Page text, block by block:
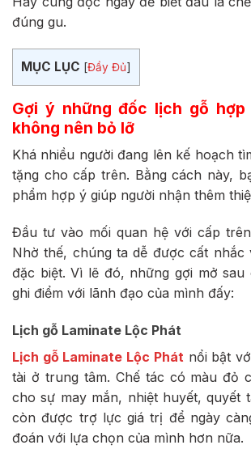
đúng gu.
MỤC LỤC [Đầy Đủ]
Gợi ý những đốc lịch gỗ hợp
không nên bỏ lỡ
Khá nhiều người đang lên kế hoạch
tặng cho cấp trên. Bằng cách này,
phẩm hợp ý giúp người nhận thêm
Đầu tư vào mối quan hệ với cấp
Nhờ thế, chúng ta dễ được cất
đặc biệt. Vì lẽ đó, những gợi mở sau
ghi điểm với lãnh đạo của mình đấy:
Lịch gỗ Laminate Lộc Phát
Lịch gỗ Laminate Lộc Phát nổi bật
tài ở trung tâm. Chế tác có màu đỏ
cho sự may mắn, nhiệt huyết, quyết
còn được trợ lực giá trị để ngày
đoán với lựa chọn của mình hơn nữa.